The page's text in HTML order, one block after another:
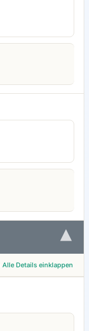
▾
Alle Details einklappen